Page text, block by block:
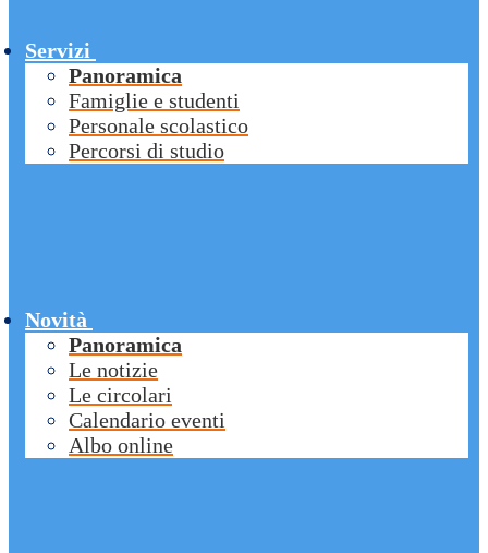
Servizi
Panoramica
Famiglie e studenti
Personale scolastico
Percorsi di studio
Novità
Panoramica
Le notizie
Le circolari
Calendario eventi
Albo online